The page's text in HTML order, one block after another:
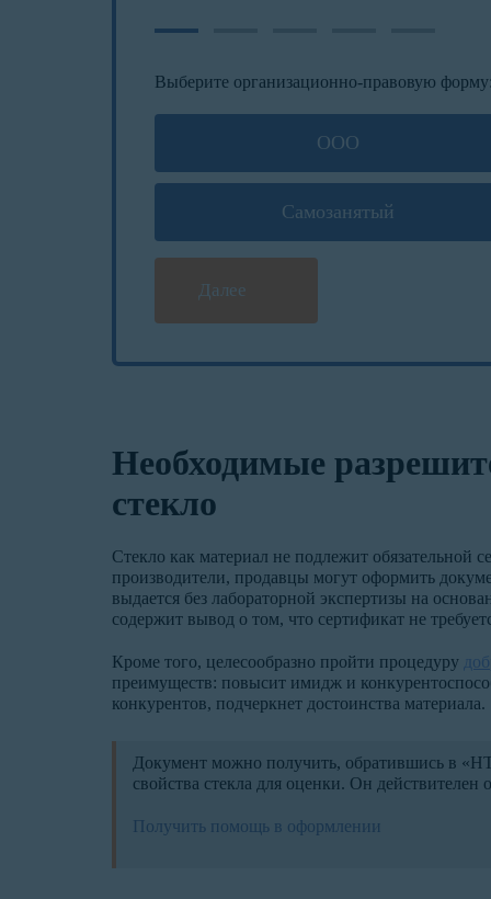
Выберите организационно-правовую
ООО
Самозанятый
Далее
Необходимые
стекло
Стекло как материал не подлежит обязательной
производители, продавцы могут оформить
выдается без лабораторной экспертизы на
содержит вывод о том, что сертификат не
Кроме того, целесообразно пройти процедуру
преимуществ: повысит имидж и
конкурентов, подчеркнет достоинства материала.
Документ можно получить, обратившись в
свойства стекла для оценки. Он действителен
Получить помощь в оформлении